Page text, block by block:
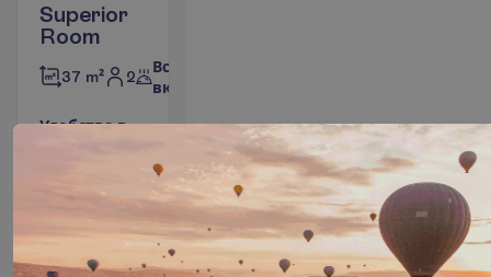
Superior
Room
37 m² 2
Все
включено
Удобства в
Телефон
Телевизор
Сейф
Фен
Балкон или
терраса
Ванна или